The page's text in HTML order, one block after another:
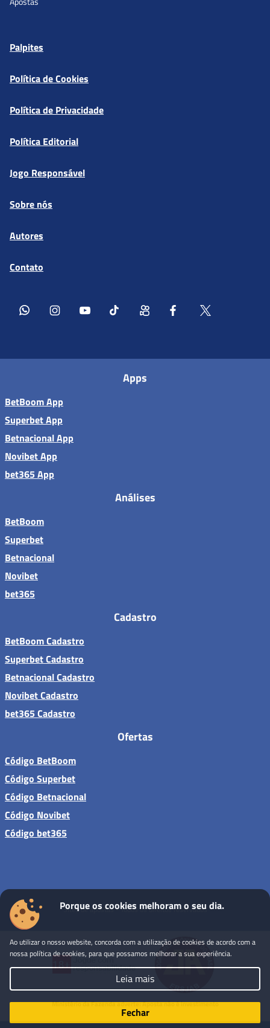
Palpites
Política de Cookies
Política de Privacidade
Política Editorial
Jogo Responsável
Sobre nós
Autores
Contato
Apps
BetBoom App
Superbet App
Betnacional App
Novibet App
bet365 App
Análises
BetBoom
Superbet
Betnacional
Novibet
bet365
Cadastro
BetBoom Cadastro
Superbet Cadastro
Betnacional Cadastro
Novibet Cadastro
bet365 Cadastro
Ofertas
Código BetBoom
Código Superbet
Código Betnacional
Código Novibet
Código bet365
Sites de apostas - Todos os direitos reservados
Porque os cookies melhoram o seu dia.
Ao utilizar o nosso website, concorda com a utilização de cookies de acordo com a
nossa política de cookies, para que possamos melhorar a sua experiência.
Leia mais
Fechar
Ministério da Fazenda adverte: Aposta não é investimento